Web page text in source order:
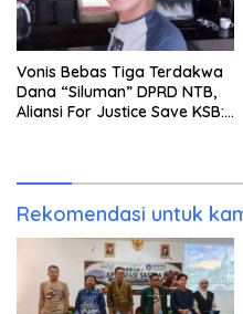
Vonis Bebas Tiga Terdakwa
Dana “Siluman” DPRD NTB,
Aliansi For Justice Save KSB:
Rekomendasi untuk